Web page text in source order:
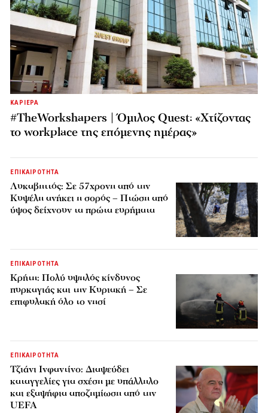
ΚΑΡΙΕΡΑ
#TheWorkshapers | Όμιλος Quest: «Χτίζοντας
το workplace της επόμενης ημέρας»
ΕΠΙΚΑΙΡΟΤΗΤΑ
Λυκαβηττός: Σε 57χρονη από την
Κυψέλη ανήκει η σορός – Πτώση από
ύψος δείχνουν τα πρώτα ευρήματα
ΕΠΙΚΑΙΡΟΤΗΤΑ
Κρήτη: Πολύ υψηλός κίνδυνος
πυρκαγιάς και την Κυριακή – Σε
επιφυλακή όλο το νησί
ΕΠΙΚΑΙΡΟΤΗΤΑ
Τζιάνι Ινφαντίνο: Διαψεύδει
καταγγελίες για σχέση με υπάλληλο
και εξαψήφια αποζημίωση από την
UEFA